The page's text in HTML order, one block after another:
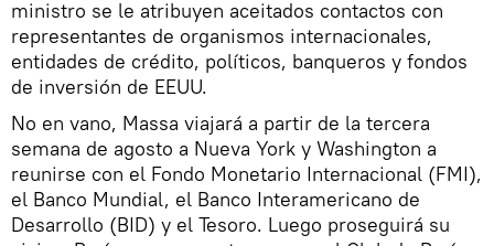
ministro se le atribuyen aceitados contactos con
representantes de organismos internacionales,
entidades de crédito, políticos, banqueros y fondos
de inversión de EEUU.
No en vano, Massa viajará a partir de la tercera
semana de agosto a Nueva York y Washington a
reunirse con el Fondo Monetario Internacional (FMI),
el Banco Mundial, el Banco Interamericano de
Desarrollo (BID) y el Tesoro. Luego proseguirá su